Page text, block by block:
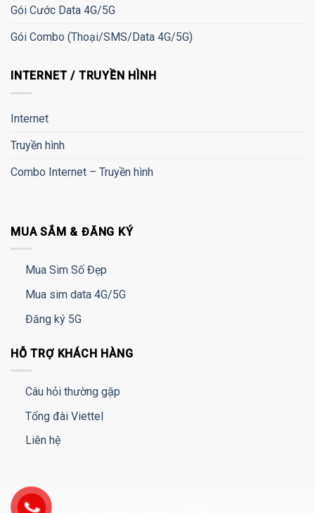
Gói Cước Data 4G/5G
Gói Combo (Thoại/SMS/Data 4G/5G)
INTERNET / TRUYỀN HÌNH
Internet
Truyền hình
Combo Internet – Truyền hình
MUA SẮM & ĐĂNG KÝ
Mua Sim Số Đẹp
Mua sim data 4G/5G
Đăng ký 5G
HỖ TRỢ KHÁCH HÀNG
Câu hỏi thường gặp
Tổng đài Viettel
Liên hệ